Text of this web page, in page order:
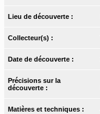
Lieu de découverte :
Collecteur(s) :
Date de découverte :
Précisions sur la
découverte :
Matières et techniques :